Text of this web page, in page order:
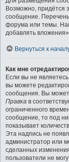
Возможно, придётся
сообщение.
форума или темы.
добавлять
Вернуться к
Как мне
Если вы не
вы можете
сообщения. Вы
Правка в
ограниченного
сообщение, то под
показывает
Эта надпись не
администратор или
сделанных
пользователи не